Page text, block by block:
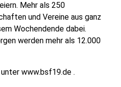
Mehr als 250
und Vereine aus ganz
Wochendende dabei.
werden mehr als 12.000
www.bsf19.de .